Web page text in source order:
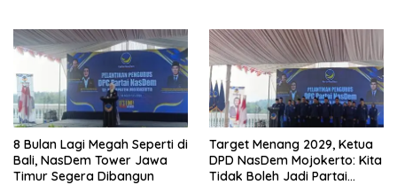
8 Bulan Lagi Megah Seperti di
Bali, NasDem Tower Jawa
Timur Segera Dibangun
Target Menang 2029, Ketua
DPD NasDem Mojokerto: Kita
Tidak Boleh Jadi Partai